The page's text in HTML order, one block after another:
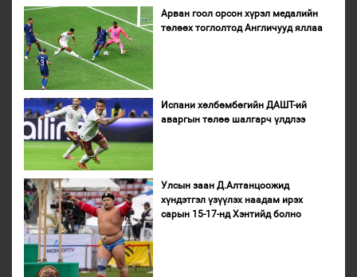
Арван гоол орсон хүрэл медалийн
төлөөх тоглолтод Англичууд яллаа
Испани хөлбөмбөгийн ДАШТ-ий
аваргын төлөө шалгарч үлдлээ
Улсын заан Д.Алтанцоожид
хүндэтгэл үзүүлэх наадам ирэх
сарын 15-17-нд Хэнтийд болно